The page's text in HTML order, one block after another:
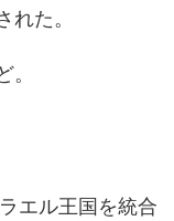
た。
エル王国を統合